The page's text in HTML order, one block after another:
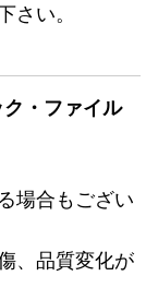
さい。
ク・ファイル
場合もござい
、品質変化が